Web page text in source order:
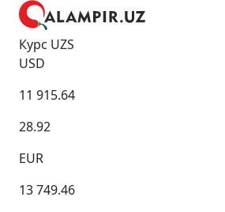
Курс UZS
USD
11 915.64
28.92
EUR
13 749.46